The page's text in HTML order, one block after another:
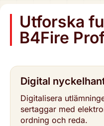
Utforska
B4Fire
Digital
Digi­ta­li­se­ra
ser­tag­gar med
ordning och reda.